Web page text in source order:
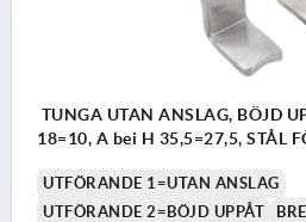
TUNGA UTAN ANSLAG, BÖJD
18=10, A bei H 35,5=27,5, STÅL
UTFÖRANDE 1=UTAN ANSLAG
UTFÖRANDE 2=BÖJD UPPÅT